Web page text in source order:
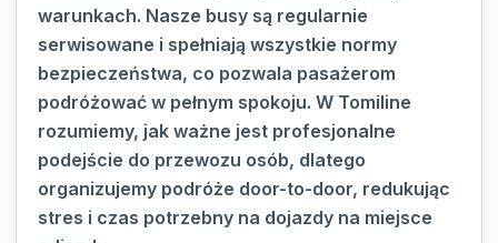
warunkach. Nasze busy są regularnie
serwisowane i spełniają wszystkie normy
bezpieczeństwa, co pozwala pasażerom
podróżować w pełnym spokoju. W Tomiline
rozumiemy, jak ważne jest profesjonalne
podejście do przewozu osób, dlatego
organizujemy podróże door-to-door, redukując
stres i czas potrzebny na dojazdy na miejsce